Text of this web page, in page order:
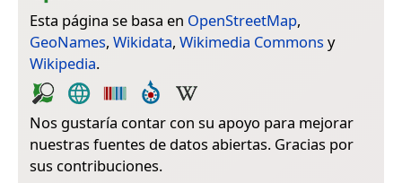
Esta página se basa en OpenStreetMap,
GeoNames, Wikidata, Wikimedia Commons y
Wikipedia.
Nos gustaría contar con su apoyo para mejorar
nuestras fuentes de datos abiertas. Gracias por
sus contribuciones.